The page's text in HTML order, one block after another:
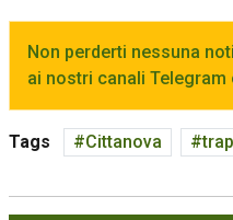
Non perderti nessuna
ai nostri canali Telegram
Tags Cittanova